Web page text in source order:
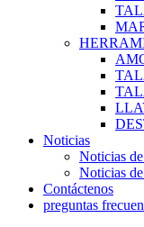
Noticias
Noticias
Noticias
Contáctenos
preguntas